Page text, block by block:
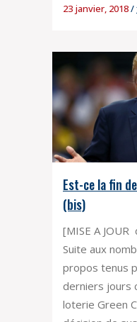
23 janvier, 2018/
Est-ce la fin
(bis)
[MISE A
Suite aux
propos tenus
derniers jours
loterie Green